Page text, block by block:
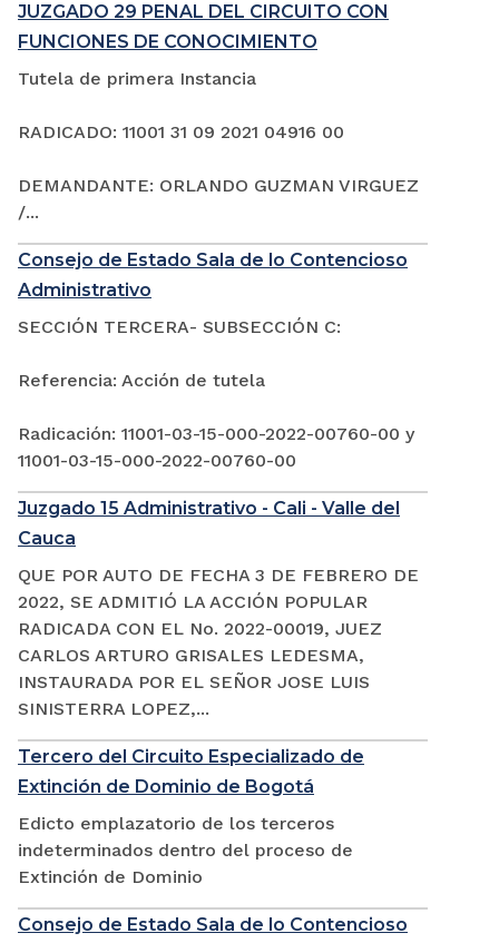
JUZGADO 29 PENAL DEL CIRCUITO CON
FUNCIONES DE CONOCIMIENTO
Tutela de primera Instancia
RADICADO: 11001 31 09 2021 04916 00
DEMANDANTE: ORLANDO GUZMAN VIRGUEZ
/...
Consejo de Estado Sala de lo Contencioso
Administrativo
SECCIÓN TERCERA- SUBSECCIÓN C:
Referencia: Acción de tutela
Radicación: 11001-03-15-000-2022-00760-00 y
11001-03-15-000-2022-00760-00
Juzgado 15 Administrativo - Cali - Valle del
Cauca
QUE POR AUTO DE FECHA 3 DE FEBRERO DE
2022, SE ADMITIÓ LA ACCIÓN POPULAR
RADICADA CON EL No. 2022-00019, JUEZ
CARLOS ARTURO GRISALES LEDESMA,
INSTAURADA POR EL SEÑOR JOSE LUIS
SINISTERRA LOPEZ,...
Tercero del Circuito Especializado de
Extinción de Dominio de Bogotá
Edicto emplazatorio de los terceros
indeterminados dentro del proceso de
Extinción de Dominio
Consejo de Estado Sala de lo Contencioso